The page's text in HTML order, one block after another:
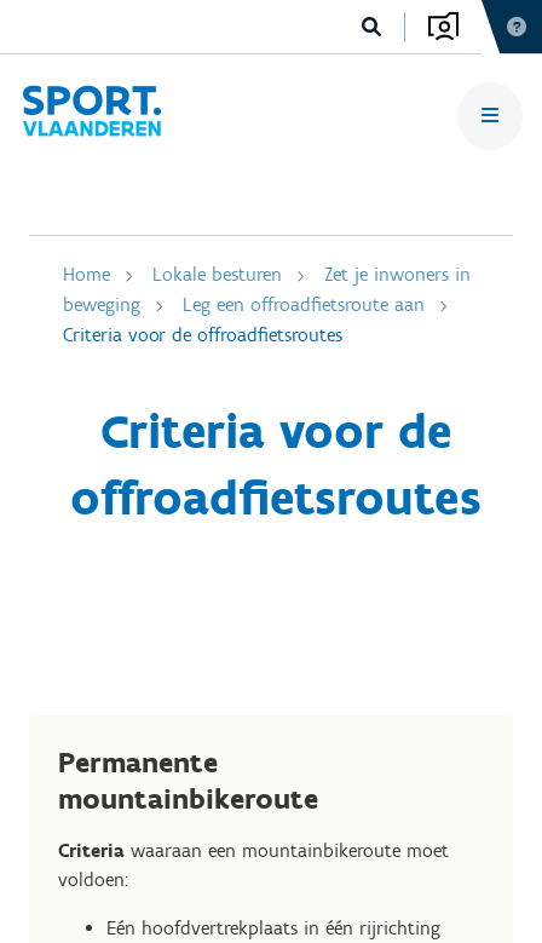
Home Lokale besturen
Zet je inwoners in
beweging
Leg een offroadfietsroute aan
Criteria voor de offroadfietsroutes
Criteria voor de
offroadfietsroutes
Permanente
mountainbikeroute
Criteria waaraan een mountainbikeroute moet
voldoen:
Eén hoofdvertrekplaats in één rijrichting